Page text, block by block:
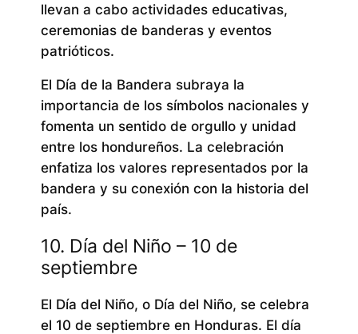
llevan a cabo actividades educativas,
ceremonias de banderas y eventos
patrióticos.
El Día de la Bandera subraya la
importancia de los símbolos nacionales y
fomenta un sentido de orgullo y unidad
entre los hondureños. La celebración
enfatiza los valores representados por la
bandera y su conexión con la historia del
país.
10. Día del Niño – 10 de
septiembre
El Día del Niño, o Día del Niño, se celebra
el 10 de septiembre en Honduras. El día